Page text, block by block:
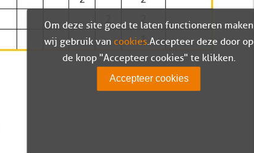
Om deze site goed te laten functioneren maken
wij gebruik van cookies. Accepteer deze door op
de knop "Accepteer cookies" te klikken.
Accepteer cookies